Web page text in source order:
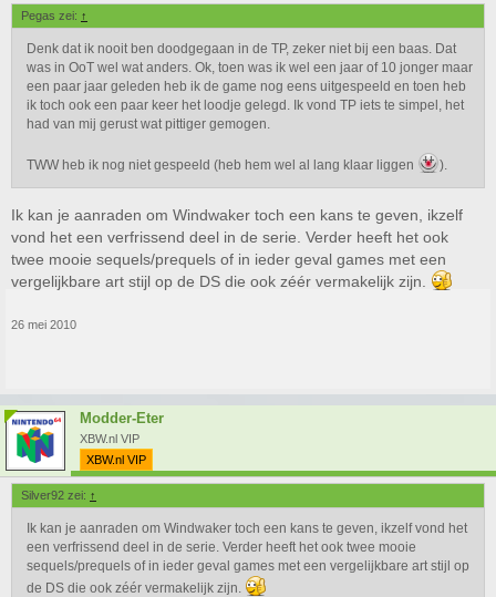
Pegas zei: ↑
Denk dat ik nooit ben doodgegaan in de TP, zeker niet bij een baas. Dat
was in OoT wel wat anders. Ok, toen was ik wel een jaar of 10 jonger maar
een paar jaar geleden heb ik de game nog eens uitgespeeld en toen heb
ik toch ook een paar keer het loodje gelegd. Ik vond TP iets te simpel, het
had van mij gerust wat pittiger gemogen.
TWW heb ik nog niet gespeeld (heb hem wel al lang klaar liggen ).
Ik kan je aanraden om Windwaker toch een kans te geven, ikzelf
vond het een verfrissend deel in de serie. Verder heeft het ook
twee mooie sequels/prequels of in ieder geval games met een
vergelijkbare art stijl op de DS die ook zéér vermakelijk zijn.
26 mei 2010
Modder-Eter
XBW.nl VIP
XBW.nl VIP
Silver92 zei: ↑
Ik kan je aanraden om Windwaker toch een kans te geven, ikzelf vond het
een verfrissend deel in de serie. Verder heeft het ook twee mooie
sequels/prequels of in ieder geval games met een vergelijkbare art stijl op
de DS die ook zéér vermakelijk zijn.